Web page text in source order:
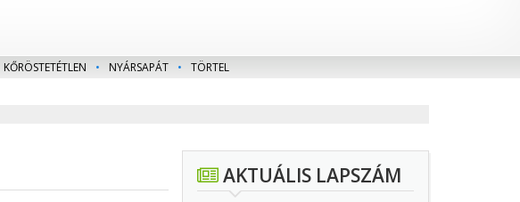
KŐRÖSTETÉTLEN • NYÁRSAPÁT • TÖRTEL
AKTUÁLIS LAPSZÁM